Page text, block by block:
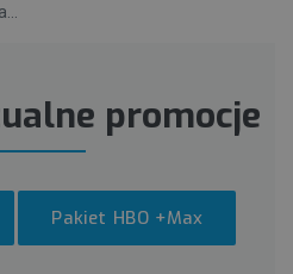
promocje
Pakiet HBO +Max